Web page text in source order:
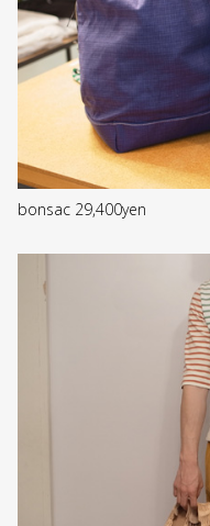
bonsac 29,400yen